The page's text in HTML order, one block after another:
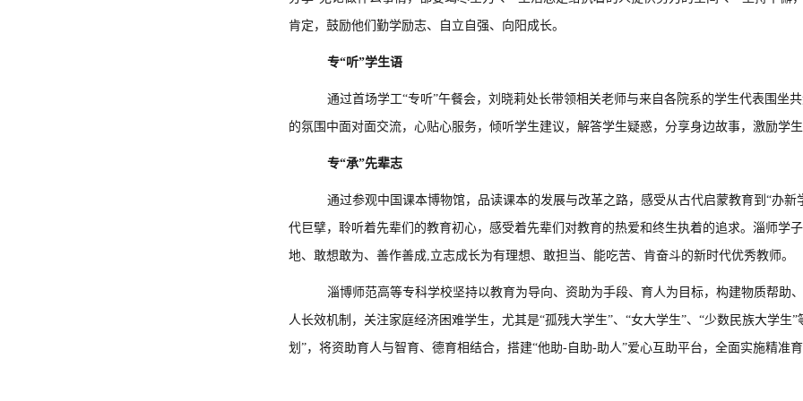
肯定，鼓励他们勤学励志、自立自强、向阳成长。
专“听”学生语
通过首场学工“专听”午餐会，刘晓莉处长带领相关老师与来自各院系的学生代表围坐
的氛围中面对面交流，心贴心服务，倾听学生建议，解答学生疑惑，分享身边故事，激励学
专“承”先辈志
通过参观中国课本博物馆，品读课本的发展与改革之路，感受从古代启蒙教育到“办新
代巨擘，聆听着先辈们的教育初心，感受着先辈们对教育的热爱和终生执着的追求。淄师学
地、敢想敢为、善作善成,立志成长为有理想、敢担当、能吃苦、肯奋斗的新时代优秀教师。
淄博师范高等专科学校坚持以教育为导向、资助为手段、育人为目标，构建物质帮助
人长效机制，关注家庭经济困难学生，尤其是“孤残大学生”、“女大学生”、“少数民族大学生
划”，将资助育人与智育、德育相结合，搭建“他助- 自助-助人”爱心互助平台，全面实施精准